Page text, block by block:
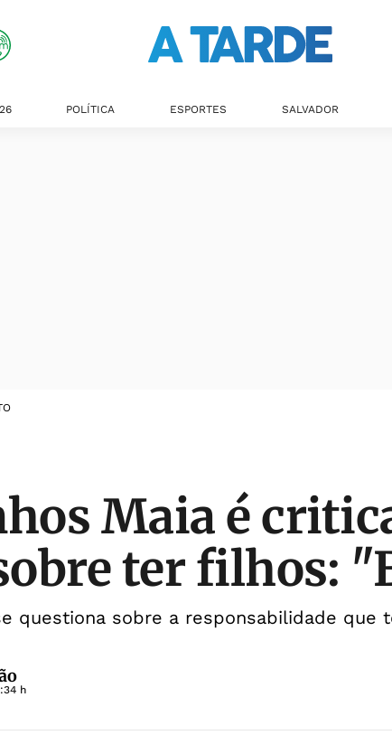
POLÍTICA ESPORTES SALVADOR
Maia é
ter filhos:
questiona sobre a responsabilidade que
h